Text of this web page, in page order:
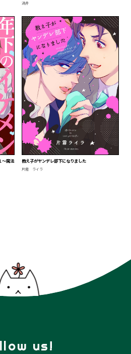
渦井
～魔法
教え子がヤンデレ部下になりました
片霧 ライラ
us!